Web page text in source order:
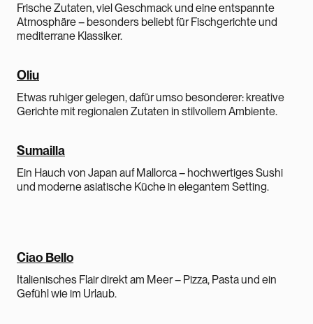
Frische Zutaten, viel Geschmack und eine entspannte
Atmosphäre – besonders beliebt für Fischgerichte und
mediterrane Klassiker.
Oliu
Etwas ruhiger gelegen, dafür umso besonderer: kreative
Gerichte mit regionalen Zutaten in stilvollem Ambiente.
Sumailla
Ein Hauch von Japan auf Mallorca – hochwertiges Sushi
und moderne asiatische Küche in elegantem Setting.
Ciao Bello
Italienisches Flair direkt am Meer – Pizza, Pasta und ein
Gefühl wie im Urlaub.